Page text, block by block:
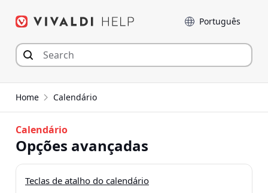
para
conteúdo
Idioma
Home Calendário
Calendário
Opções avançadas
Teclas de atalho do calendário